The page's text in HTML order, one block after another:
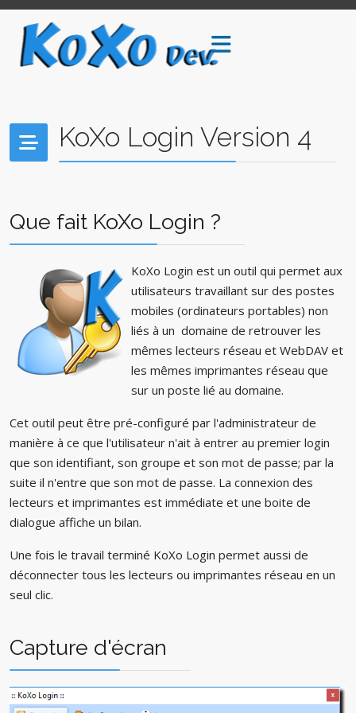
KoXo Login Version 4
Que fait KoXo Login ?
KoXo Login est un outil qui permet aux
utilisateurs travaillant sur des postes
mobiles (ordinateurs portables) non
liés à un domaine de retrouver les
mêmes lecteurs réseau et WebDAV et
les mêmes imprimantes réseau que
sur un poste lié au domaine.
Cet outil peut être pré-configuré par l'administrateur de
manière à ce que l'utilisateur n'ait à entrer au premier login
que son identifiant, son groupe et son mot de passe; par la
suite il n'entre que son mot de passe. La connexion des
lecteurs et imprimantes est immédiate et une boite de
dialogue affiche un bilan.
Une fois le travail terminé KoXo Login permet aussi de
déconnecter tous les lecteurs ou imprimantes réseau en un
seul clic.
Capture d'écran